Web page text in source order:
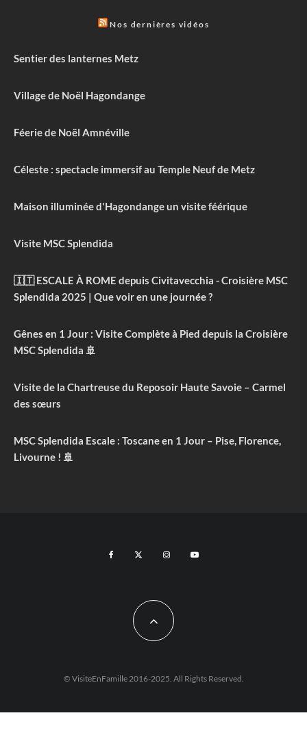
Nos dernières vidéos
Sentier des lanternes Metz
Village de Noël Hagondange
Féerie de Noël Amnéville
Céleste : spectacle immersif au Temple Neuf de Metz
Maison illuminée d'Hagondange un visite féérique
Visite MSC Splendida
🇮🇹 ESCALE À ROME depuis Civitavecchia - Croisière MSC
Splendida 2025 | Que voir en une journée ?
Gênes en 1 Jour : Visite Complète à Pied depuis la Croisière
MSC Splendida 🚢
Visite de la Chartreuse du Reposoir Haute Savoie – Carmel
des sœurs
MSC Splendida Escale : Toscane en 1 Jour – Pise, Florence,
Livourne ! 🚢
© VisiteEnFamille 2016-2025. All Rights Reserved.